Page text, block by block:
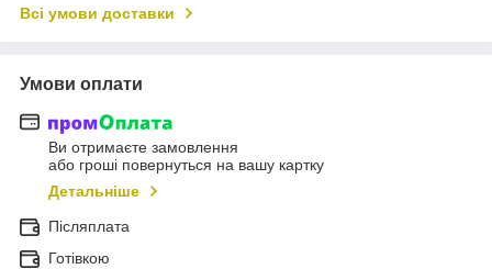
Всі умови доставки
Умови оплати
Ви отримаєте замовлення
або гроші повернуться на вашу картку
Детальніше
Післяплата
Готівкою